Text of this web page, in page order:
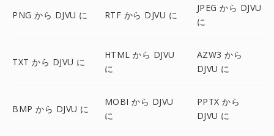
PNG から DJVU に RTF から DJVU に
JPEG から DJVU
に
TXT から DJVU に
HTML から DJVU
に
AZW3 から
DJVU に
BMP から DJVU に
MOBI から DJVU
に
PPTX から
DJVU に